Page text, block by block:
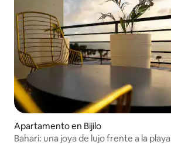
Apartamento en Bijilo
Bahari: una joya de lujo frente a la playa